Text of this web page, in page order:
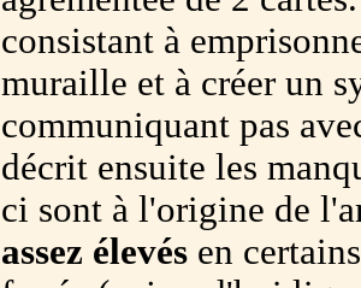
consistant à
muraille et à créer un
communiquant pas
décrit ensuite les
ci sont à l'origine de
assez élevésen